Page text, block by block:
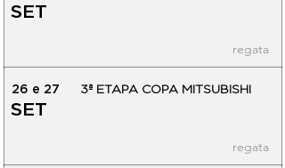
SET
regata
26 e 27
SET
3ª ETAPA COPA MITSUBISHI
regata